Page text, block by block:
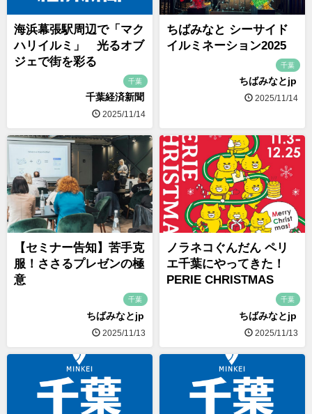
海浜幕張駅周辺で「マク
ハリイルミ」 光るオブ
ジェで街を彩る
千葉
千葉経済新聞
2025/11/14
ちばみなと シーサイド
イルミネーション2025
千葉
ちばみなとjp
2025/11/14
【セミナー告知】苦手克
服！ささるプレゼンの極
意
千葉
ちばみなとjp
2025/11/13
ノラネコぐんだん ペリ
エ千葉にやってきた！
PERIE CHRISTMAS
千葉
ちばみなとjp
2025/11/13